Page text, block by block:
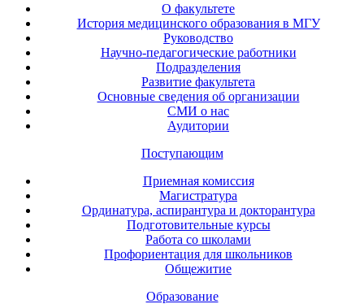
О факультете
История медицинского образования в МГУ
Руководство
Научно-педагогические работники
Подразделения
Развитие факультета
Основные сведения об организации
СМИ о нас
Аудитории
Поступающим
Приемная комиссия
Магистратура
Ординатура, аспирантура и докторантура
Подготовительные курсы
Работа со школами
Профориентация для школьников
Общежитие
Образование